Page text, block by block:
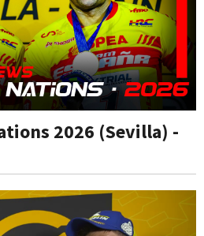
2026 (Sevilla) -